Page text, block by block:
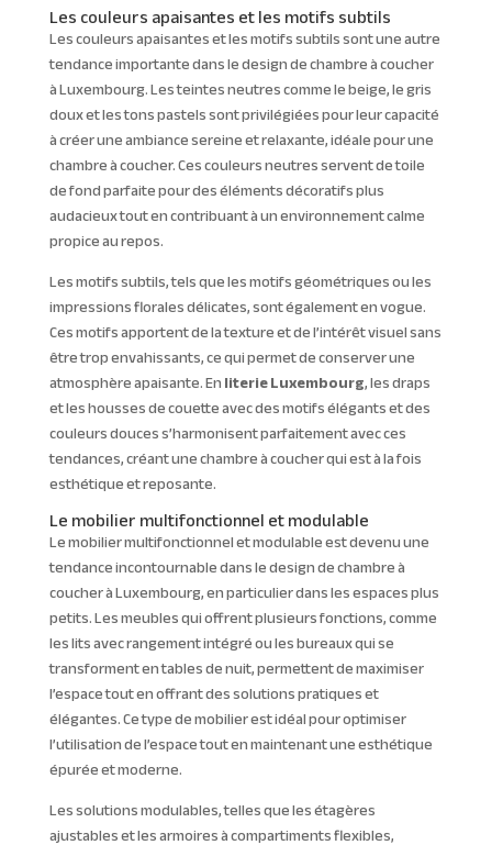
Les couleurs apaisantes et les motifs subtils
Les couleurs apaisantes et les motifs subtils sont une autre
tendance importante dans le design de chambre à coucher
à Luxembourg. Les teintes neutres comme le beige, le gris
doux et les tons pastels sont privilégiées pour leur capacité
à créer une ambiance sereine et relaxante, idéale pour une
chambre à coucher. Ces couleurs neutres servent de toile
de fond parfaite pour des éléments décoratifs plus
audacieux tout en contribuant à un environnement calme
propice au repos.
Les motifs subtils, tels que les motifs géométriques ou les
impressions florales délicates, sont également en vogue.
Ces motifs apportent de la texture et de l’intérêt visuel sans
être trop envahissants, ce qui permet de conserver une
atmosphère apaisante. Enliterie Luxembourg, les draps
et les housses de couette avec des motifs élégants et des
couleurs douces s’harmonisent parfaitement avec ces
tendances, créant une chambre à coucher qui est à la fois
esthétique et reposante.
Le mobilier multifonctionnel et modulable
Le mobilier multifonctionnel et modulable est devenu une
tendance incontournable dans le design de chambre à
coucher à Luxembourg, en particulier dans les espaces plus
petits. Les meubles qui offrent plusieurs fonctions, comme
les lits avec rangement intégré ou les bureaux qui se
transforment en tables de nuit, permettent de maximiser
l’espace tout en offrant des solutions pratiques et
élégantes. Ce type de mobilier est idéal pour optimiser
l’utilisation de l’espace tout en maintenant une esthétique
épurée et moderne.
Les solutions modulables, telles que les étagères
ajustables et les armoires à compartiments flexibles,